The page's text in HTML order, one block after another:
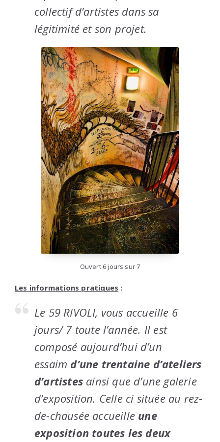
collectif d’artistes dans sa
légitimité et son projet.
Ouvert 6 jours sur 7
Les informations pratiques :
Le 59 RIVOLI, vous accueille 6
jours/ 7 toute l’année. Il est
composé aujourd’hui d’un
essaim d’une trentaine d’ateliers
d’artistes ainsi que d’une galerie
d’exposition. Celle ci située au rez-
de-chausée accueille une
exposition toutes les deux